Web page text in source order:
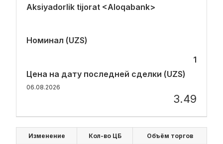
Aksiyadorlik tijorat <Aloqabank>
Номинал (UZS)
1
Цена на дату последней сделки (UZS)
06.08.2026
3.49
Изменение Кол-во ЦБ Объём торгов